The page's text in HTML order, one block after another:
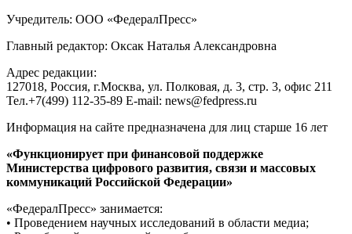
Учредитель: ООО «ФедералПресс»
Главный редактор: Оксак Наталья Александровна
Адрес редакции:
127018, Россия, г.Москва, ул. Полковая, д. 3, стр. 3, офис 211
Тел.+7(499) 112-35-89 E-mail: news@fedpress.ru
Информация на сайте предназначена для лиц старше 16 лет
«Функционирует при финансовой поддержке
Министерства цифрового развития, связи и массовых
коммуникаций Российской Федерации»
«ФедералПресс» занимается:
• Проведением научных исследований в области медиа;